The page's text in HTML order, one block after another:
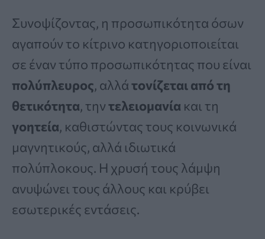
Συνοψίζοντας, η προσωπικότητα όσων
αγαπούν το κίτρινο κατηγοριοποιείται
σε έναν τύπο προσωπικότητας που είναι
πολύπλευρος, αλλάτονίζεται από τη
θετικότητα, τηντελειομανία και τη
γοητεία, καθιστώντας τους κοινωνικά
μαγνητικούς, αλλά ιδιωτικά
πολύπλοκους. Η χρυσή τους λάμψη
ανυψώνει τους άλλους και κρύβει
εσωτερικές εντάσεις.